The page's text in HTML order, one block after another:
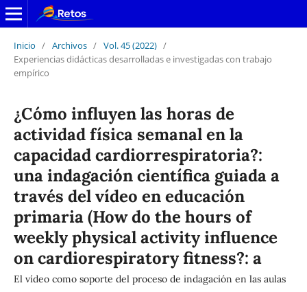
Inicio / Archivos / Vol. 45 (2022) /
Experiencias didácticas desarrolladas e investigadas con trabajo
empírico
¿Cómo influyen las horas de
actividad física semanal en la
capacidad cardiorrespiratoria?:
una indagación científica guiada a
través del vídeo en educación
primaria (How do the hours of
weekly physical activity influence
on cardiorespiratory fitness?: a
El vídeo como soporte del proceso de indagación en las aulas